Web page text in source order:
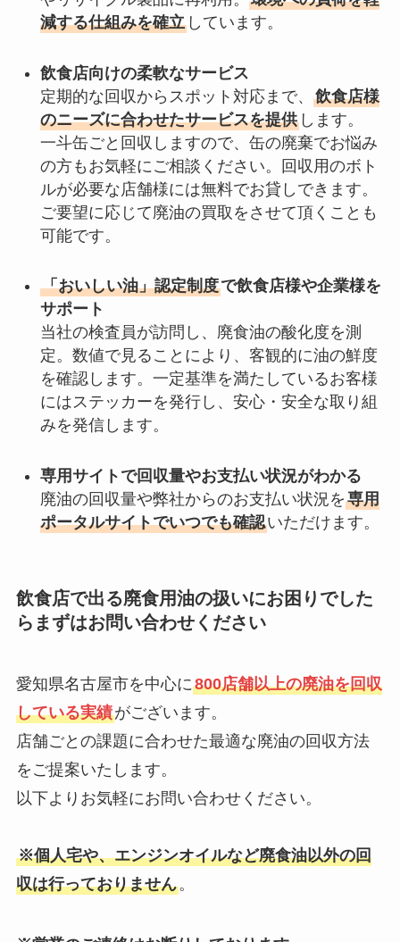
減する仕組みを確立しています。
飲食店向けの柔軟なサービス
定期的な回収からスポット対応まで、 飲食店様
のニーズに合わせたサービスを提供します。
一斗缶ごと回収しますので、缶の廃棄でお悩み
の方もお気軽にご相談ください。回収用のボト
ルが必要な店舗様には無料でお貸しできます。
ご要望に応じて廃油の買取をさせて頂くことも
可能です。
「おいしい油」認定制度で飲食店様や企業様を
サポート
当社の検査員が訪問し、廃食油の酸化度を測
定。数値で見ることにより、客観的に油の鮮度
を確認します。一定基準を満たしているお客様
にはステッカーを発行し、安心・安全な取り組
みを発信します。
専用サイトで回収量やお支払い状況がわかる
廃油の回収量や弊社からのお支払い状況を専用
ポータルサイトでいつでも確認いただけます。
飲食店で出る廃食用油の扱いにお困りでした
らまずはお問い合わせください
愛知県名古屋市を中心に800店舗以上の廃油を回収
している実績がございます。
店舗ごとの課題に合わせた最適な廃油の回収方法
をご提案いたします。
以下よりお気軽にお問い合わせください。
※個人宅や、エンジンオイルなど廃食油以外の回
収は行っておりません。